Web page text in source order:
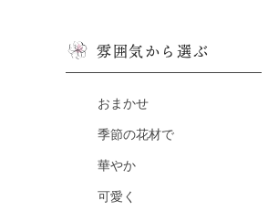
雰囲気から選ぶ
おまかせ
季節の花材で
華やか
可愛く